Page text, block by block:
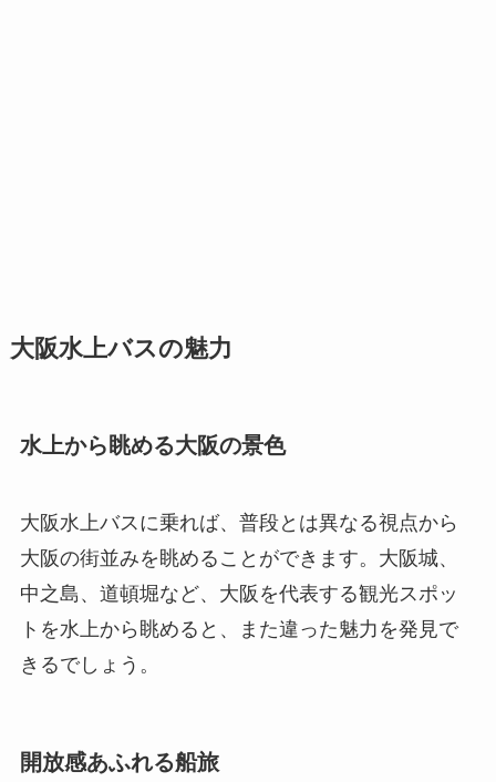
大阪水上バスの魅力
水上から眺める大阪の景色
大阪水上バスに乗れば、普段とは異なる視点から
大阪の街並みを眺めることができます。大阪城、
中之島、道頓堀など、大阪を代表する観光スポッ
トを水上から眺めると、また違った魅力を発見で
きるでしょう。
開放感あふれる船旅